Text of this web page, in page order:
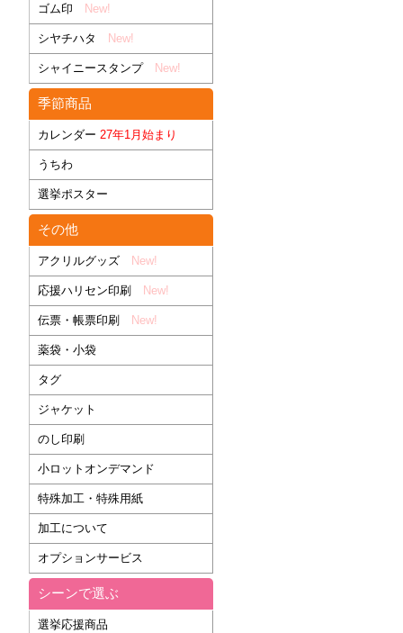
ゴム印 New!
シヤチハタ New!
シャイニースタンプNew!
季節商品
カレンダー 27年1月始まり
うちわ
選挙ポスター
その他
アクリルグッズ New!
応援ハリセン印刷 New!
伝票・帳票印刷 New!
薬袋・小袋
タグ
ジャケット
のし印刷
小ロットオンデマンド
特殊加工・特殊用紙
加工について
オプションサービス
シーンで選ぶ
選挙応援商品